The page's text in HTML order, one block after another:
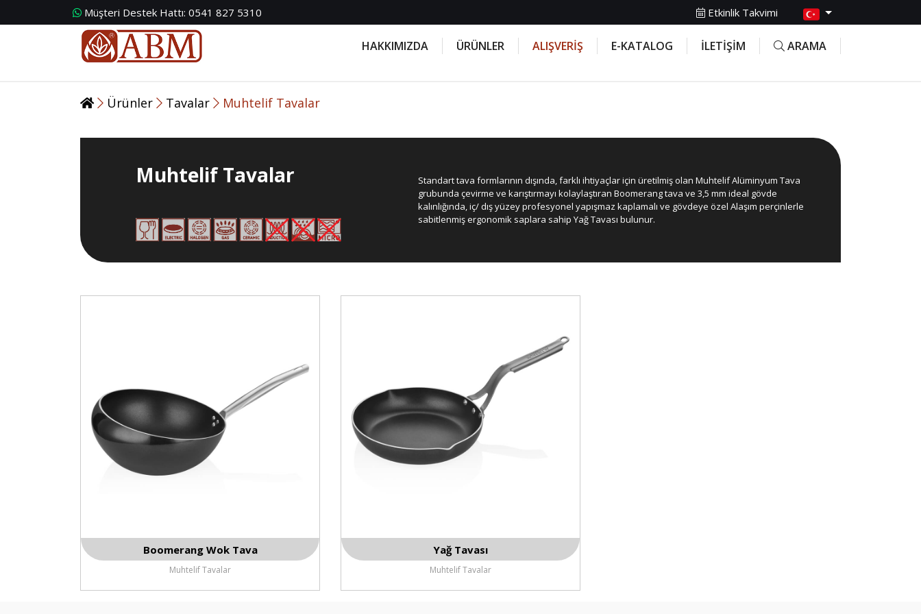
Müşteri Destek Hattı: 0541 827 5310 Etkinlik Takvimi
HAKKIMIZDA ÜRÜNLER ALIŞVERİŞ E-KATALOG İLETİŞİM ARAMA
Ürünler Tavalar Muhtelif Tavalar
Muhtelif Tavalar
Standart tava formlarının dışında, farklı ihtiyaçlar için üretilmiş olan Muhtelif Alüminyum Tava
grubunda çevirme ve karıştırmayı kolaylaştıran Boomerang tava ve 3,5 mm ideal gövde
kalınlığında, iç/ dış yüzey profesyonel yapışmaz kaplamalı ve gövdeye özel Alaşım perçinlerle
sabitlenmiş ergonomik saplara sahip Yağ Tavası bulunur.
Boomerang Wok Tava
Muhtelif Tavalar
Yağ Tavası
Muhtelif Tavalar